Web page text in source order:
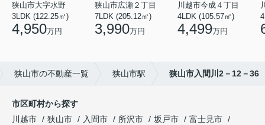
狭山市大字水野
3LDK (122.25㎡)
4,950万円
狭山市広瀬２丁目
7LDK (205.12㎡)
3,990万円
川越市今成４丁目
4LDK (105.57㎡)
4,499万円
狭山市の不動産一覧 狭山市駅 狭山市入間川2－12－36
市区町村から探す
川越市
狭山市 入間市 所沢市 坂戸市
富士見市